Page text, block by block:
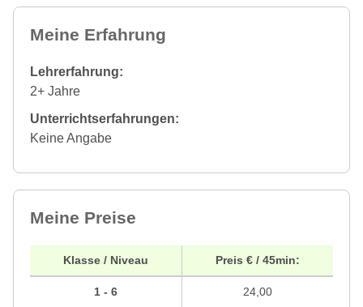
Meine Erfahrung
Lehrerfahrung:
2+ Jahre
Unterrichtserfahrungen:
Keine Angabe
Meine Preise
Klasse / Niveau
1 - 6
Preis € / 45min:
24,00